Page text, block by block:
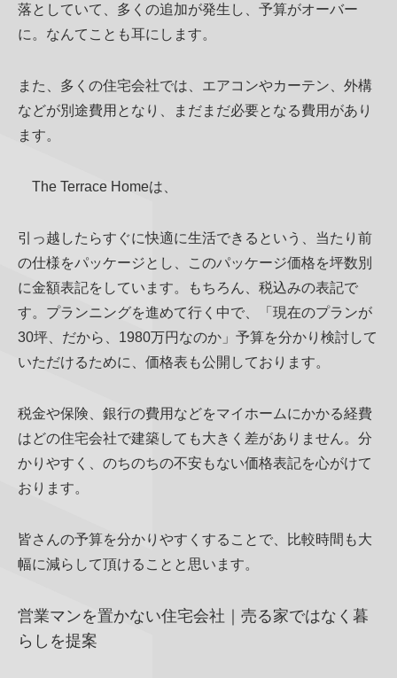
落としていて、多くの追加が発生し、予算がオーバー
に。なんてことも耳にします。
また、多くの住宅会社では、エアコンやカーテン、外構
などが別途費用となり、まだまだ必要となる費用があり
ます。
The Terrace Homeは、
引っ越したらすぐに快適に生活できるという、当たり前
の仕様をパッケージとし、このパッケージ価格を坪数別
に金額表記をしています。もちろん、税込みの表記で
す。プランニングを進めて行く中で、「現在のプランが
30坪、だから、1980万円なのか」予算を分かり検討して
いただけるために、価格表も公開しております。
税金や保険、銀行の費用などをマイホームにかかる経費
はどの住宅会社で建築しても大きく差がありません。分
かりやすく、のちのちの不安もない価格表記を心がけて
おります。
皆さんの予算を分かりやすくすることで、比較時間も大
幅に減らして頂けることと思います。
営業マンを置かない住宅会社｜売る家ではなく暮
らしを提案